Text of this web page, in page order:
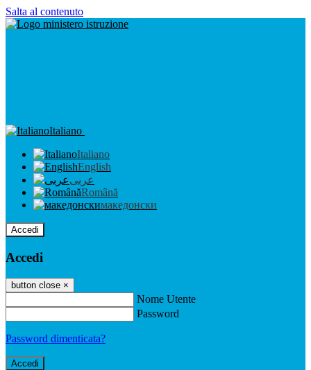
Salta al contenuto
Italiano
Italiano
English
عربى
Română
македонски
Accedi
Accedi
button close ×
Nome Utente
Password
Password dimenticata?